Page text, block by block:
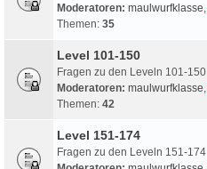
Moderatoren: maulwurfklasse,
Themen: 35
Level 101-150
Fragen zu den Leveln 101-150
Moderatoren: maulwurfklasse,
Themen: 42
Level 151-174
Fragen zu den Leveln 151-174